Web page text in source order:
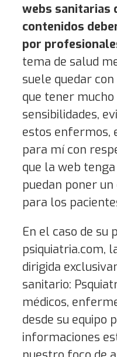
webs sanitarias
contenidos
por
tema de salud
suele quedar
que tener mucho
sensibilidades,
estos enfermos,
para mí con
que la web
puedan poner
para los
En el caso de su
psiquiatria.com,
dirigida
sanitario:
médicos,
desde su equipo
informaciones